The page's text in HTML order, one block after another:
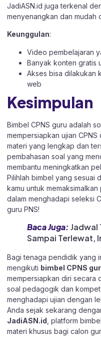
JadiASN.id juga terkenal
menyenangkan dan mudah
Keunggulan:
Video pembelajaran
Banyak konten gratis
Akses bisa dilakukan
web
Kesimpulan
Bimbel CPNS guru adalah
mempersiapkan ujian
materi yang lengkap dan
pembahasan soal yang
membantu meningkatkan
Pilihlah bimbel yang sesuai
kamu untuk
dalam menghadapi seleksi
guru PNS!
Baca Juga: Jadwal
Sampai Terlewat,
Bagi tenaga pendidik yang
mengikuti bimbel CPNS
mempersiapkan diri secara
soal pedagogik dan
menghadapi ujian dengan
Anda sejak sekarang
JadiASN.id , platform
materi khusus bagi calon